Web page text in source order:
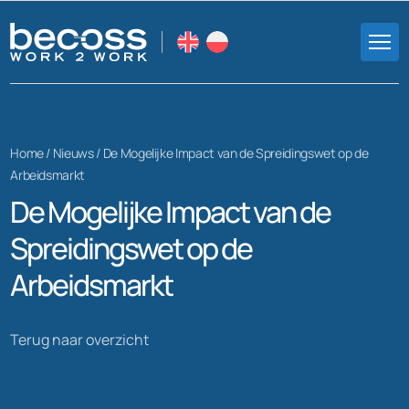
Home / Nieuws/ De Mogelijke Impact van de Spreidingswet op de
Arbeidsmarkt
De Mogelijke Impact van de
Spreidingswet op de
Arbeidsmarkt
Terug naar overzicht